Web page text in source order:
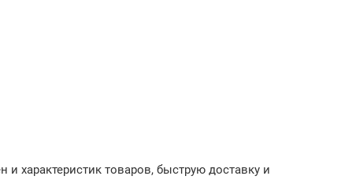
характеристик товаров, быструю доставку и